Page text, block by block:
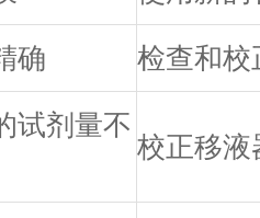
确 检查和校
试剂量不
校正移液